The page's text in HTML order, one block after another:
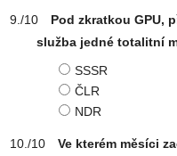
Pod zkratkou GPU,
služba jedné totalitní
SSSR
ČLR
NDR
Ve kterém měsíci